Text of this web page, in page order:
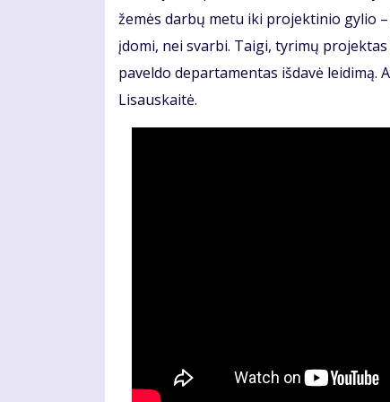
žemės darbų metu iki projektinio gylio
įdomi, nei svarbi. Taigi, tyrimų
paveldo departamentas išdavė leidimą.
Lisauskaitė.